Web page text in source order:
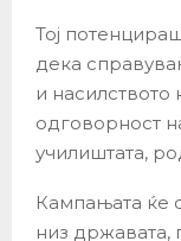
Тој
дека
и насилството
одговорност
училиштата,
Кампањата ќе
низ државата,